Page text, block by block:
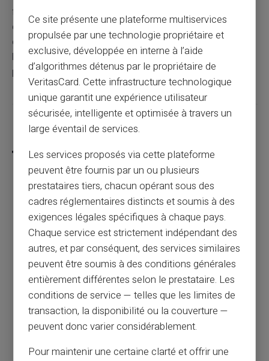
fichier personnel.
Le service de la Banque de France
confirme gratuitement votre situation. Cette démarche
évite les mauvaises surprises lors de futures demandes
bancaires. Les informations restent consultables
pendant quelques mois.
Partager cet article
Pourquoi un paiement en ligne est refusé
sans raison apparente ?
Article précédent
Pourquoi un paiement par carte peut être
refusé alors qu'il reste de l'argent ?
Article suivant
Ce site présente une plateforme multiservices
propulsée par une technologie propriétaire et
exclusive, développée en interne à l’aide
d’algorithmes détenus par le propriétaire de
VeritasCard. Cette infrastructure technologique
unique garantit une expérience utilisateur
sécurisée, intelligente et optimisée à travers un
large éventail de services.
Les services proposés via cette plateforme
peuvent être fournis par un ou plusieurs
prestataires tiers, chacun opérant sous des
cadres réglementaires distincts et soumis à des
exigences légales spécifiques à chaque pays.
Chaque service est strictement indépendant des
autres, et par conséquent, des services similaires
peuvent être soumis à des conditions générales
entièrement différentes selon le prestataire. Les
conditions de service — telles que les limites de
transaction, la disponibilité ou la couverture —
peuvent donc varier considérablement.
Pour maintenir une certaine clarté et offrir une